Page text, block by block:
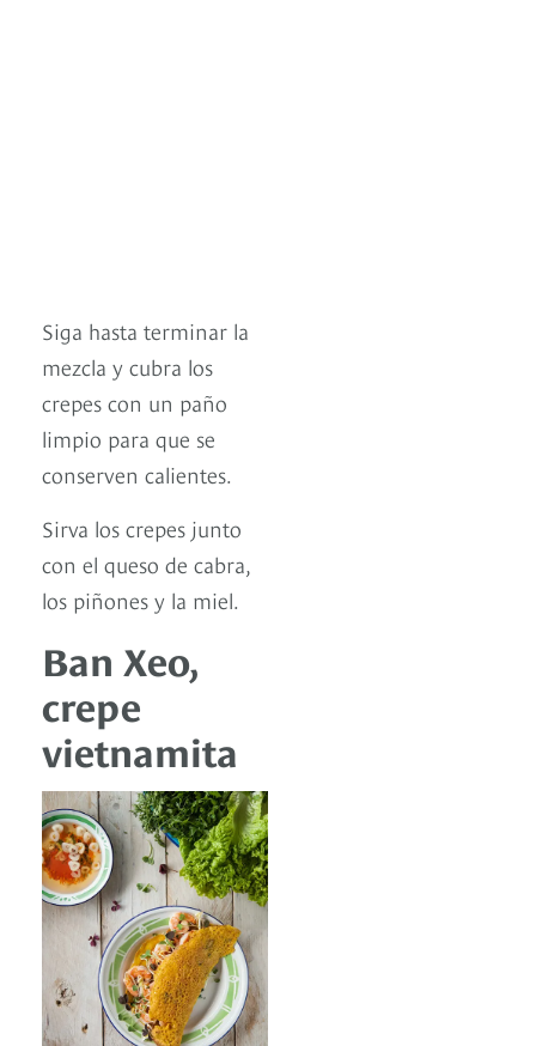
Siga hasta terminar la
mezcla y cubra los
crepes con un paño
limpio para que se
conserven calientes.
Sirva los crepes junto
con el queso de cabra,
los piñones y la miel.
Ban Xeo,
crepe
vietnamita